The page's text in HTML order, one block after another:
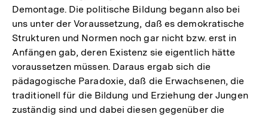
Demontage. Die politische Bildung begann also bei
uns unter der Voraussetzung, daß es demokratische
Strukturen und Normen noch gar nicht bzw. erst in
Anfängen gab, deren Existenz sie eigentlich hätte
voraussetzen müssen. Daraus ergab sich die
pädagogische Paradoxie, daß die Erwachsenen, die
traditionell für die Bildung und Erziehung der Jungen
zuständig sind und dabei diesen gegenüber die